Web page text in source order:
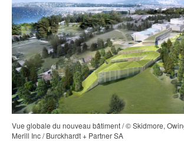
Vue globale du nouveau bâtiment / © Skidmore,
Merill Inc / Burckhardt + Partner SA